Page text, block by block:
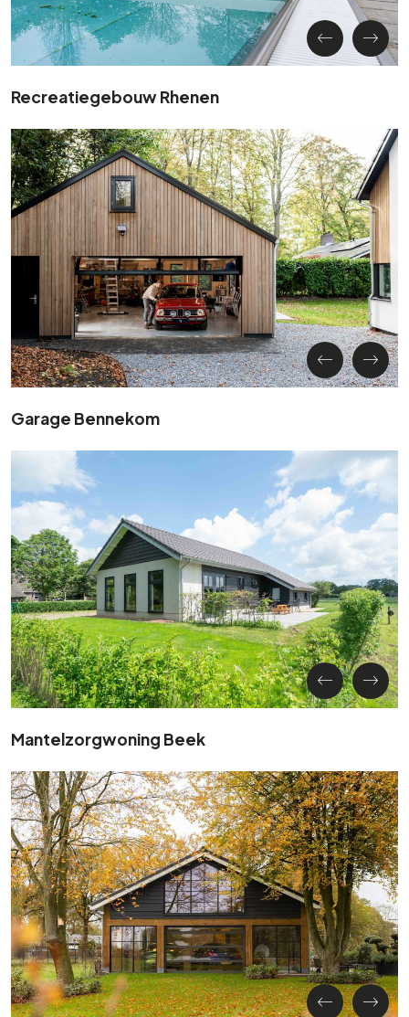
Recreatiegebouw Rhenen
Garage Bennekom
Mantelzorgwoning Beek